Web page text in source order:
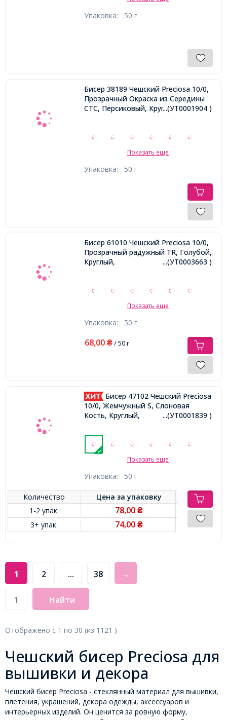
Упаковка: 50 г
Бисер 38189 Чешский Preciosa 10/0,
Прозрачный Окраска из Середины
CTC, Персиковый, Круглый,
...(УТ0001904 )
Показать еще
Упаковка: 50 г
Бисер 61010 Чешский Preciosa 10/0,
Прозрачный радужный TR, Голубой,
Круглый,
...(УТ0003663 )
Показать еще
Упаковка: 50 г
68,00 ₴/ 50 г
Бисер 47102 Чешский Preciosa
10/0, Жемчужный S, Слоновая
Кость, Круглый,
...(УТ0001839 )
Показать еще
Упаковка: 50 г
Количество Цена заупаковку
1-2 упак.
78,00₴
3+ упак. 74,00₴
1 2 ... 38 →
Найти
Отображено с 1 по 30 (из 1121 )
Чешский бисер Preciosa для
вышивки и декора
Чешский бисер Preciosa - стеклянный материал для вышивки,
плетения, украшений, декора одежды, аксессуаров и
интерьерных изделий. Он ценится за ровную форму,